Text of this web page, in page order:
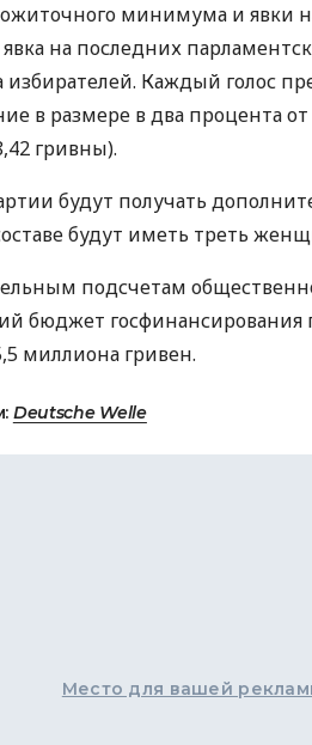
минимума и явки
явка на последних
избирателей. Каждый голос
в размере в два процента
гривны).
будут получать
будут иметь треть
подсчетам
бюджет госфинансирования
миллиона гривен.
Deutsche Welle
Место для вашей